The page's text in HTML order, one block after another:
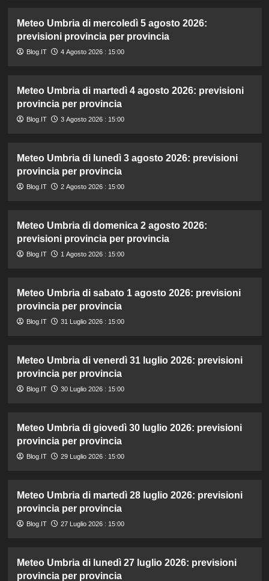
Meteo Umbria di mercoledì 5 agosto 2026:
previsioni provincia per provincia
Blog.IT 4 Agosto 2026 : 15:00
Meteo Umbria di martedì 4 agosto 2026: previsioni
provincia per provincia
Blog.IT 3 Agosto 2026 : 15:00
Meteo Umbria di lunedì 3 agosto 2026: previsioni
provincia per provincia
Blog.IT 2 Agosto 2026 : 15:00
Meteo Umbria di domenica 2 agosto 2026:
previsioni provincia per provincia
Blog.IT 1 Agosto 2026 : 15:00
Meteo Umbria di sabato 1 agosto 2026: previsioni
provincia per provincia
Blog.IT 31 Luglio 2026 : 15:00
Meteo Umbria di venerdì 31 luglio 2026: previsioni
provincia per provincia
Blog.IT 30 Luglio 2026 : 15:00
Meteo Umbria di giovedì 30 luglio 2026: previsioni
provincia per provincia
Blog.IT 29 Luglio 2026 : 15:00
Meteo Umbria di martedì 28 luglio 2026: previsioni
provincia per provincia
Blog.IT 27 Luglio 2026 : 15:00
Meteo Umbria di lunedì 27 luglio 2026: previsioni
provincia per provincia